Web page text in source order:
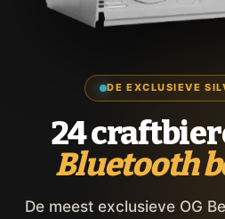
DE EXCLUSIEVE
24
Bluetooth
De meest exclusieve OG